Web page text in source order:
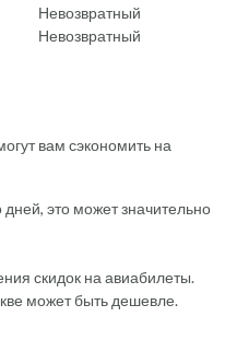
Невозвратный
Невозвратный
вам сэкономить на
дней, это может значительно
скидок на авиабилеты.
может быть дешевле.